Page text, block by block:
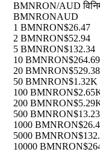
BMNRON/AUD
BMNRONAUD
1 BMNRON$26.47
2 BMNRON$52.94
5 BMNRON$132.34
10 BMNRON$264.69
20 BMNRON$529.38
50 BMNRON$1.32K
100 BMNRON
200 BMNRON
500 BMNRON
1000 BMNRON
5000 BMNRON
10000 BMNRON